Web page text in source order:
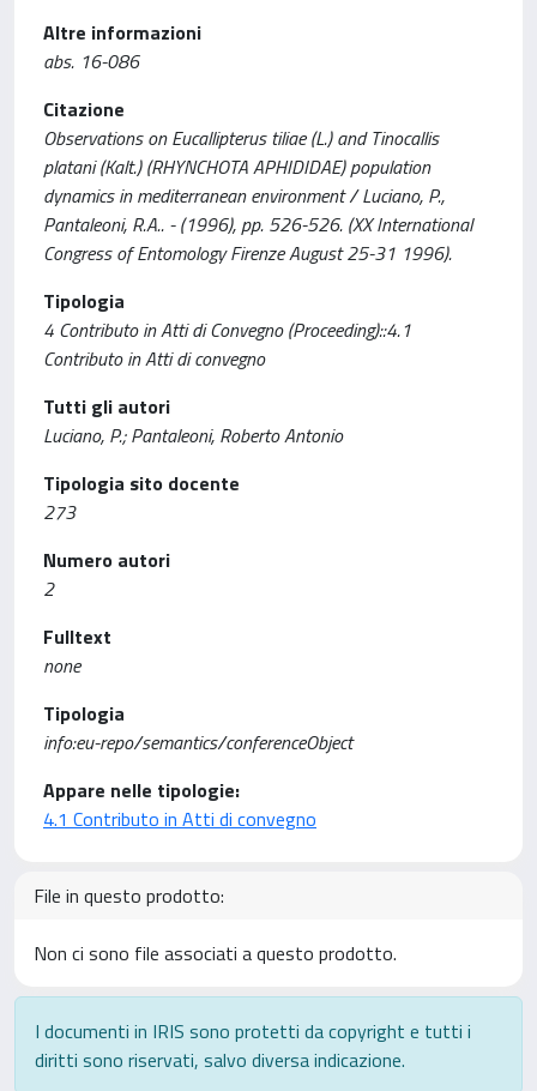
Altre informazioni
abs. 16-086
Citazione
Observations on Eucallipterus tiliae (L.) and Tinocallis
platani (Kalt.) (RHYNCHOTA APHIDIDAE) population
dynamics in mediterranean environment / Luciano, P.,
Pantaleoni, R.A.. - (1996), pp. 526-526. (XX International
Congress of Entomology Firenze August 25-31 1996).
Tipologia
4 Contributo in Atti di Convegno (Proceeding)::4.1
Contributo in Atti di convegno
Tutti gli autori
Luciano, P.; Pantaleoni, Roberto Antonio
Tipologia sito docente
273
Numero autori
2
Fulltext
none
Tipologia
info:eu-repo/semantics/conferenceObject
Appare nelle tipologie:
4.1 Contributo in Atti di convegno
File in questo prodotto:
Non ci sono file associati a questo prodotto.
I documenti in IRIS sono protetti da copyright e tutti i
diritti sono riservati, salvo diversa indicazione.